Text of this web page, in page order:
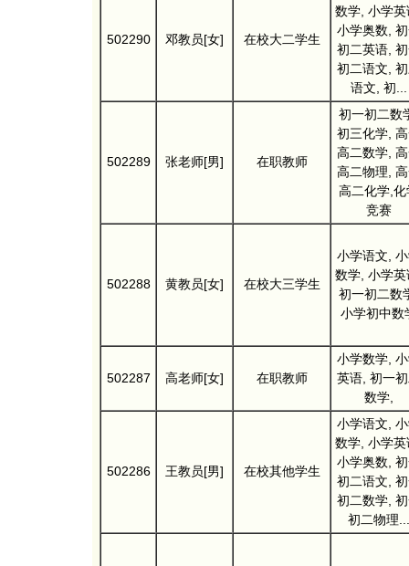
502290 邓教员[女] 在校大二学生
数学, 小学英
小学奥数,
初二英语,
初二语文,
语文, 初...
502289 张老师[男] 在职教师
初一初二数
初三化学,
高二数学,
高二物理,
高二化学,化
竞赛
502288 黄教员[女] 在校大三学生
小学语文,
数学, 小学英
初一初二数
小学初中数
502287 高老师[女] 在职教师
小学数学,
英语, 初一
数学,
502286 王教员[男] 在校其他学生
小学语文,
数学, 小学英
小学奥数,
初二语文,
初二数学,
初二物理...